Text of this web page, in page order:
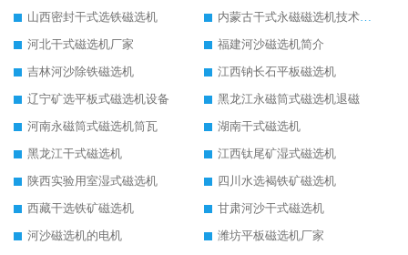
山西密封干式选铁磁选机
内蒙古干式永磁磁选机技术要求
河北干式磁选机厂家
福建河沙磁选机简介
吉林河沙除铁磁选机
江西钠长石平板磁选机
辽宁矿选平板式磁选机设备
黑龙江永磁筒式磁选机退磁
河南永磁筒式磁选机筒瓦
湖南干式磁选机
黑龙江干式磁选机
江西钛尾矿湿式磁选机
陕西实验用室湿式磁选机
四川水选褐铁矿磁选机
西藏干选铁矿磁选机
甘肃河沙干式磁选机
河沙磁选机的电机
潍坊平板磁选机厂家